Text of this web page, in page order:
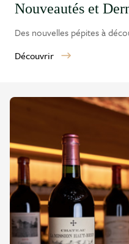
Nouveautés et
Des nouvelles pépites à
Découvrir